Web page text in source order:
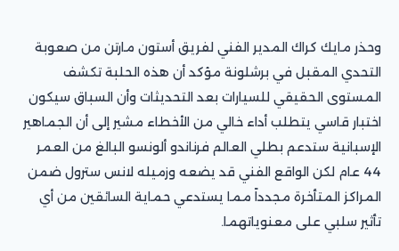
وحذر مايك كراك المدير الفني لفريق أستون مارتن من صعوبة
التحدي المقبل في برشلونة مؤكد أن هذه الحلبة تكشف
المستوى الحقيقي للسيارات بعد التحديثات وأن السباق سيكون
اختبار قاسي يتطلب أداء خالي من الأخطاء مشير إلى أن الجماهير
الإسبانية ستدعم بطلي العالم فرناندو ألونسو البالغ من العمر
44 عام لكن الواقع الفني قد يضعه وزميله لانس سترول ضمن
المراكز المتأخرة مجدداً مما يستدعي حماية السائقين من أي
تأثير سلبي على معنوياتهما.